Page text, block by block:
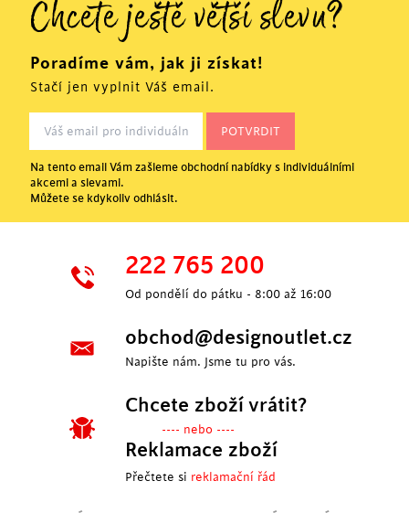
Chcete ještě větší slevu?
Poradíme vám, jak ji získat!
Stačí jen vyplnit Váš email.
Na tento email Vám zašleme obchodní nabídky s individuálními
akcemi a slevami.
Můžete se kdykoliv odhlásit.
222 765 200
Od pondělí do pátku - 8:00 až 16:00
obchod@designoutlet.cz
Napište nám. Jsme tu pro vás.
Chcete zboží vrátit?
---- nebo ----
Reklamace zboží
Přečtete si reklamační řád